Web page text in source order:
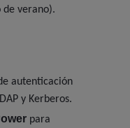
verano).
autenticación
y Kerberos.
para